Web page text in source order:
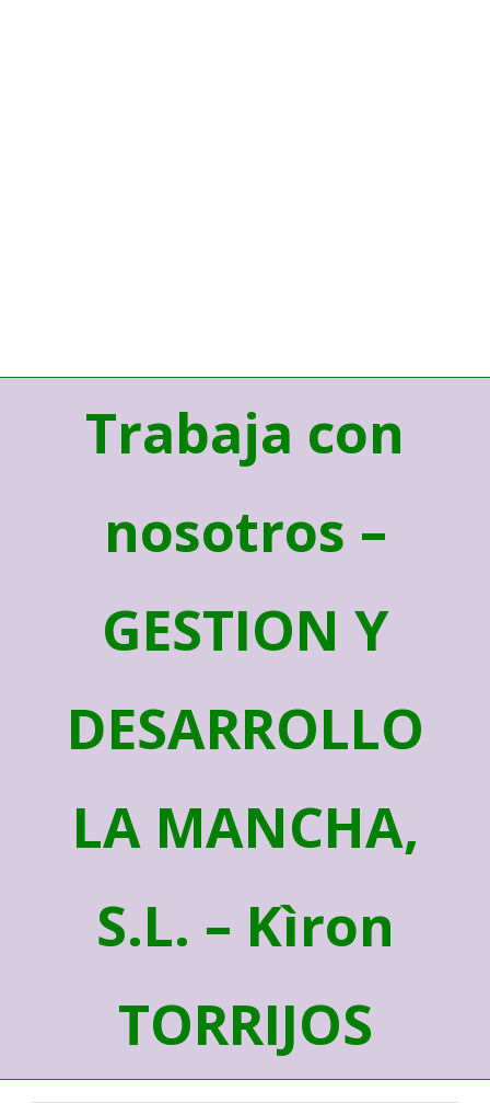
Trabaja con
nosotros –
GESTION Y
DESARROLLO
LA MANCHA,
S.L. – Kìron
TORRIJOS